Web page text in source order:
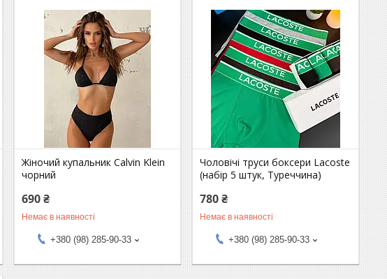
Жіночий купальник Calvin Klein
чорний
690 ₴
Немає в наявності
+380 (98) 285-90-33
Чоловічі труси боксери Lacoste
(набір 5 штук, Туреччина)
780 ₴
Немає в наявності
+380 (98) 285-90-33